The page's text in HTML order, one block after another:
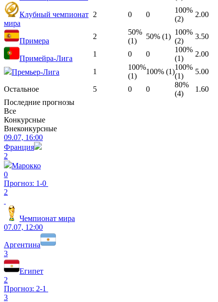
Клубный чемпионат
мира
2 0 0
100%
(2)
2.00
Примера
2
50%
(1)
50% (1)
100%
(2)
3.50
Примейра-Лига
1 0 0
100%
(1)
2.00
Премьер-Лига 1
100%
(1)
100% (1)
100%
(1)
5.00
Остальное 5 0 0
80%
(4)
1.60
Последние прогнозы
Все
Конкурсные
Внеконкурсные
09.07, 16:00
Франция
2
Марокко
0
Прогноз: 1-0
2
Чемпионат мира
07.07, 12:00
Аргентина
3
Египет
2
Прогноз: 2-1
3